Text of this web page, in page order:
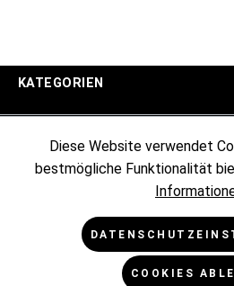
KATEGORIEN
KUNDENINFORMATIONEN
RECHTLICHES
Diese Website verwendet
bestmögliche Funktionalität
COOKIES